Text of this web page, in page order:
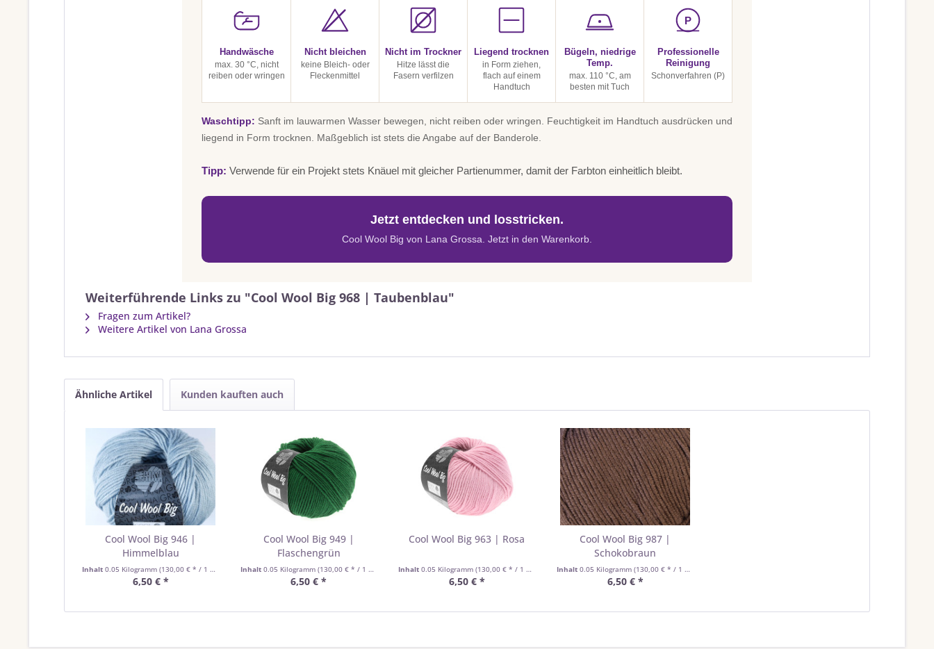
Handwäsche
max. 30 °C, nicht
reiben oder wringen
Nicht bleichen
keine Bleich- oder
Fleckenmittel
Nicht im Trockner
Hitze lässt die
Fasern verfilzen
Liegend trocknen
in Form ziehen,
flach auf einem
Handtuch
Bügeln, niedrige
Temp.
max. 110 °C, am
besten mit Tuch
P
Professionelle
Reinigung
Schonverfahren (P)
Waschtipp: Sanft im lauwarmen Wasser bewegen, nicht reiben oder wringen. Feuchtigkeit im Handtuch ausdrücken und
liegend in Form trocknen. Maßgeblich ist stets die Angabe auf der Banderole.
Tipp: Verwende für ein Projekt stets Knäuel mit gleicher Partienummer, damit der Farbton einheitlich bleibt.
Jetzt entdecken und losstricken.
Cool Wool Big von Lana Grossa. Jetzt in den Warenkorb.
Weiterführende Links zu "Cool Wool Big 968 | Taubenblau"
Fragen zum Artikel?
Weitere Artikel von Lana Grossa
Ähnliche Artikel Kunden kauften auch
Cool Wool Big 946 |
Himmelblau
Inhalt 0.05 Kilogramm (130,00 € * / 1 Kilogramm)
6,50 € *
Cool Wool Big 949 |
Flaschengrün
Inhalt 0.05 Kilogramm (130,00 € * / 1 Kilogramm)
6,50 € *
Cool Wool Big 963 | Rosa
Inhalt0.05 Kilogramm(130,00 € * / 1 Kilogramm)
6,50 € *
Cool Wool Big 987 |
Schokobraun
Inhalt 0.05 Kilogramm (130,00 € * / 1 Kilogramm)
6,50 € *